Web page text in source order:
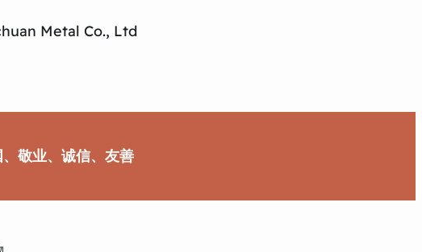
Metal Co., Ltd
敬业、诚信、友善